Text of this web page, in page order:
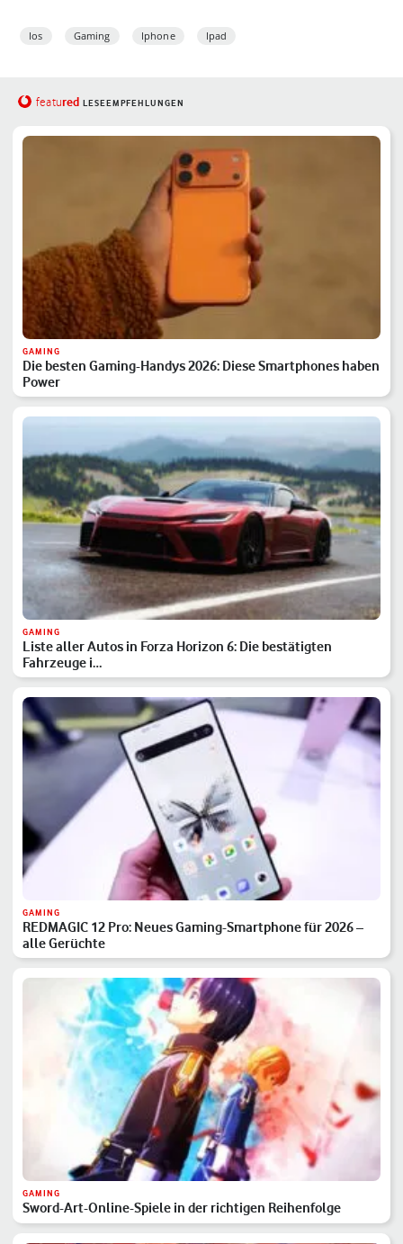
Ios Gaming Iphone Ipad
featured LESEEMPFEHLUNGEN
GAMING
Die besten Gaming-Handys 2026: Diese Smartphones haben
Power
GAMING
Liste aller Autos in Forza Horizon 6: Die bestätigten
Fahrzeuge i…
GAMING
REDMAGIC 12 Pro: Neues Gaming-Smartphone für 2026 –
alle Gerüchte
GAMING
Sword-Art-Online-Spiele in der richtigen Reihenfolge